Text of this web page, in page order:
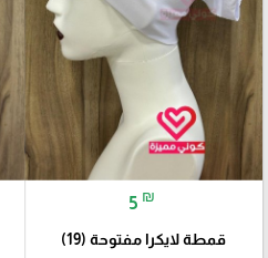
5 ₪
قمطة لايكرا مفتوحة (19)